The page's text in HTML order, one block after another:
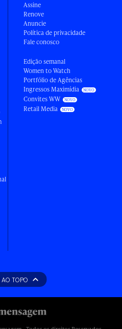
Assine
Renove
Anuncie
Política de privacidade
Fale conosco
Edição semanal
Women to Watch
Portfólio de Agências
Ingressos Maximídia
Convites WW
Retail Media
TOPO